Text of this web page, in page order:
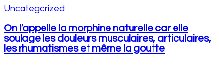
Uncategorized
On l’appelle la morphine naturelle car elle
soulage les douleurs musculaires, articulaires,
les rhumatismes et même la goutte